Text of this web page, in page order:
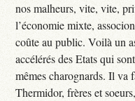
nos malheurs, vite, vite,
l’économie mixte,
coûte au public. Voilà un
accélérés des Etats qui
mêmes charognards. Il
Thermidor, frères et